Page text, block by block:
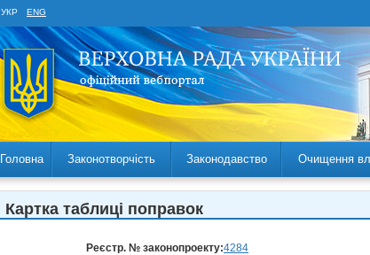
УКР ENG
Головна Законотворчість Законодавство Очищення
Картка таблиці поправок
Реєстр. № законопроекту:4284